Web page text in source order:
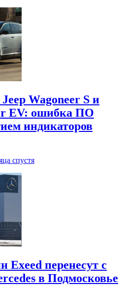
Wagoneer S и
EV: ошибка ПО
индикаторов
спустя
Exeed перенесут с
в Подмосковье